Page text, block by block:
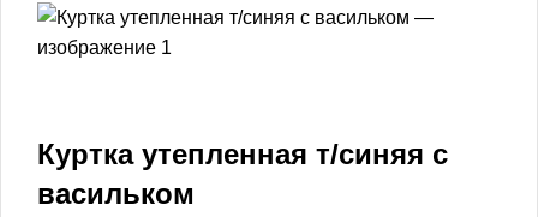
Куртка утепленная т/синяя с
васильком